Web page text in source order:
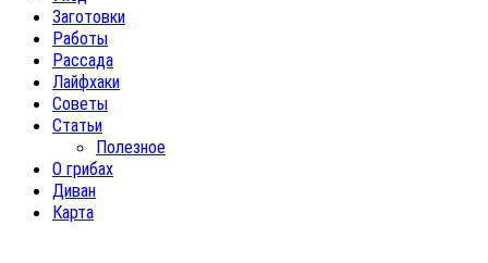
Заготовки
Работы
Рассада
Лайфхаки
Советы
Статьи
Полезное
О грибах
Диван
Карта